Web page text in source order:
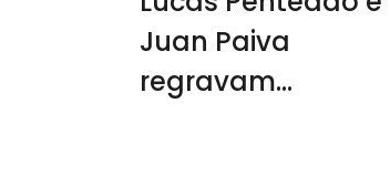
Juan Paiva
regravam